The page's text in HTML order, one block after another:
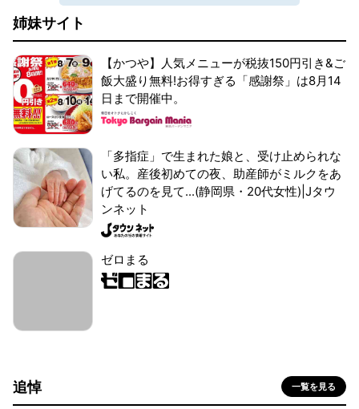
姉妹サイト
【かつや】人気メニューが税抜150円引き&ご
飯大盛り無料!お得すぎる「感謝祭」は8月14
日まで開催中。
「多指症」で生まれた娘と、受け止められな
い私。産後初めての夜、助産師がミルクをあ
げてるのを見て...(静岡県・20代女性)|Jタウ
ンネット
ゼロまる
追悼 一覧を見る